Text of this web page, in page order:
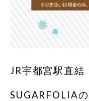
JR宇都宮駅直結
SUGARFOLIA